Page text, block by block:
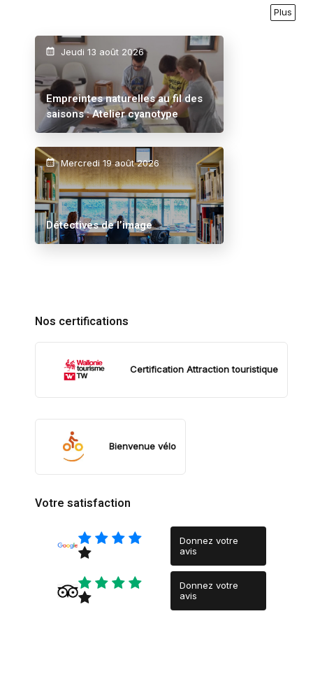
Plus
Jeudi 13 août 2026
Empreintes naturelles au fil des
saisons : Atelier cyanotype
Mercredi 19 août 2026
Détectives de l’image
Nos certifications
Certification Attraction touristique
Bienvenue vélo
Votre satisfaction
Donnez votre
avis
Donnez votre
avis